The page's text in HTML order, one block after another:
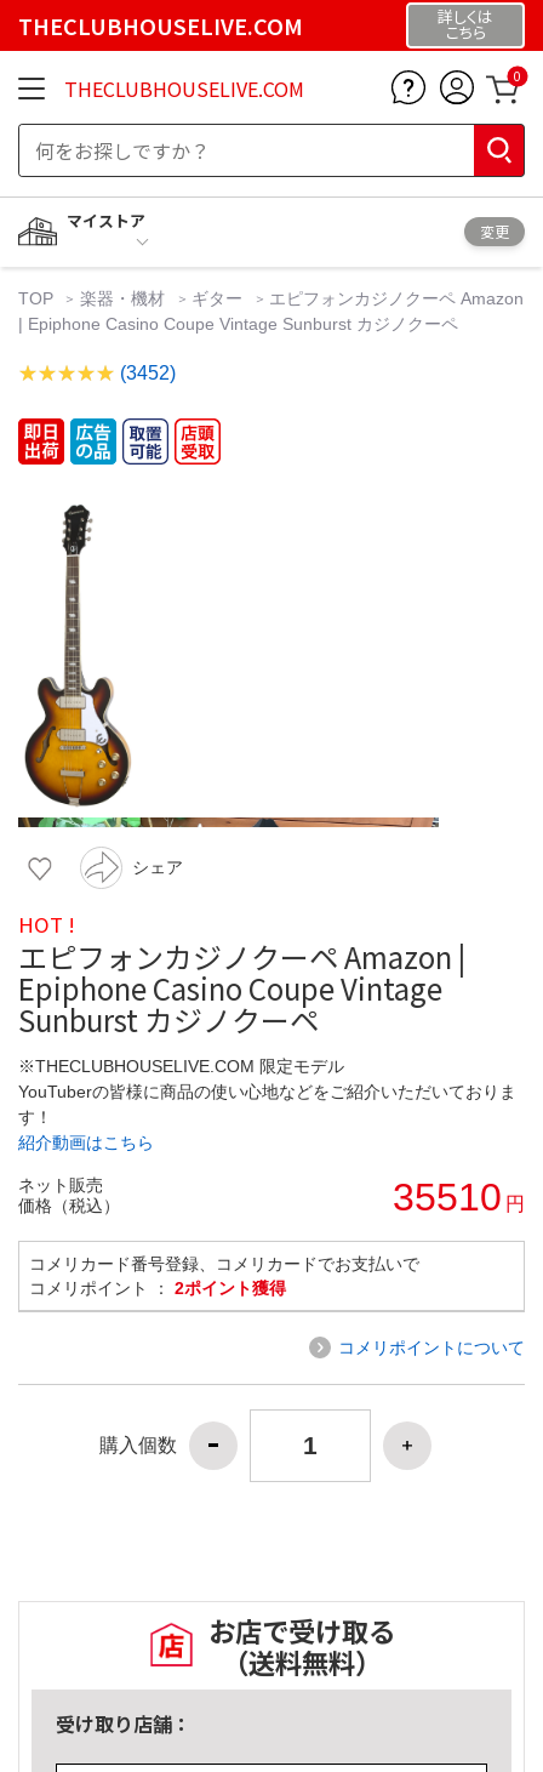
THECLUBHOUSELIVE.COM 詳しくは
こちら
THECLUBHOUSELIVE.COM 0
マイストア
変更
TOP 楽器・機材 ギター
エピフォンカジノクーペ Amazon
| Epiphone Casino Coupe Vintage Sunburst カジノクーペ
(3452)
シェア
HOT !
エピフォンカジノクーペ Amazon |
Epiphone Casino Coupe Vintage
Sunburst カジノクーペ
※THECLUBHOUSELIVE.COM 限定モデル
YouTuberの皆様に商品の使い心地などをご紹介いただいておりま
す！
紹介動画はこちら
ネット販売
価格（税込）
35510 円
コメリカード番号登録、コメリカードでお支払いで
コメリポイント ： 2ポイント獲得
コメリポイントについて
購入個数
お店で受け取る
（送料無料）
受け取り店舗：